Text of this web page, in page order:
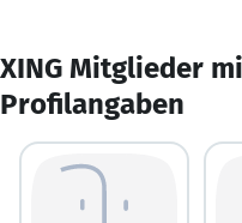
XING Mitglieder
Profilangaben